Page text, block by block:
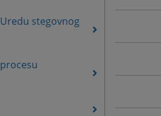
stegovnog